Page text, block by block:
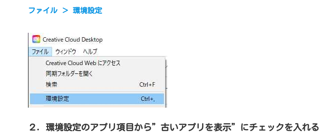
ファイル ＞ 環境設定
２．環境設定のアプリ項目から”古いアプリを表示”にチェックを入れる